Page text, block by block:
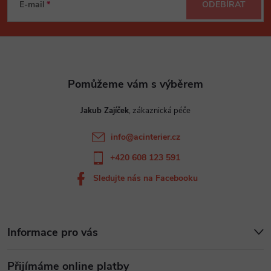
p
E-mail ODEBÍRAT
Informace pro vás
Přijímáme online platby
Jakub Zajíček
info@acinterier.cz
+420 608 123 591
Sledujte nás na Facebooku